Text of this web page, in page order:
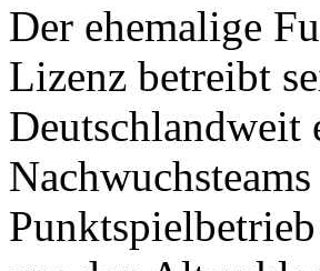
Der ehemalige
Lizenz betreibt
Deutschlandweit